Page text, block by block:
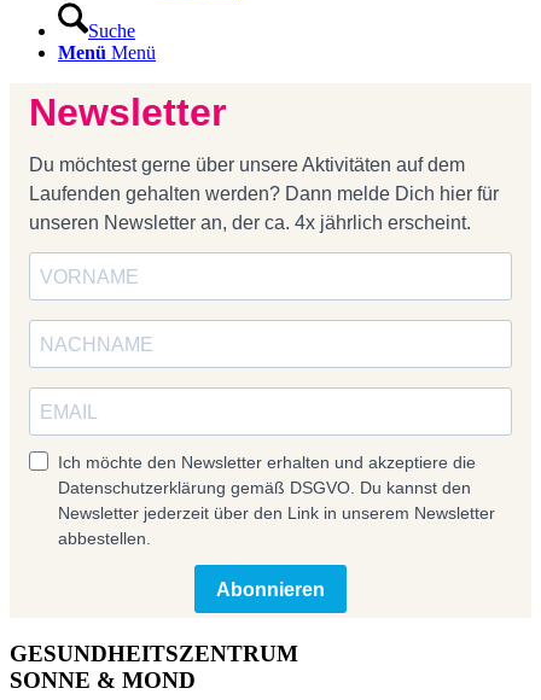
Suche
Menü Menü
Newsletter
Du möchtest gerne über unsere Aktivitäten auf dem
Laufenden gehalten werden? Dann melde Dich hier für
unseren Newsletter an, der ca. 4x jährlich erscheint.
Ich möchte den Newsletter erhalten und akzeptiere die
Datenschutzerklärung gemäß DSGVO. Du kannst den
Newsletter jederzeit über den Link in unserem Newsletter
abbestellen.
Abonnieren
GESUNDHEITSZENTRUM
SONNE & MOND